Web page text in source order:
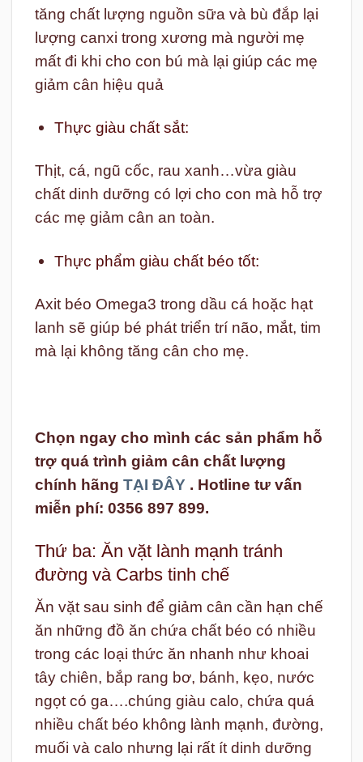
tăng chất lượng nguồn sữa và bù đắp lại
lượng canxi trong xương mà người mẹ
mất đi khi cho con bú mà lại giúp các mẹ
giảm cân hiệu quả
Thực giàu chất sắt:
Thịt, cá, ngũ cốc, rau xanh…vừa giàu
chất dinh dưỡng có lợi cho con mà hỗ trợ
các mẹ giảm cân an toàn.
Thực phẩm giàu chất béo tốt:
Axit béo Omega3 trong dầu cá hoặc hạt
lanh sẽ giúp bé phát triển trí não, mắt, tim
mà lại không tăng cân cho mẹ.
Chọn ngay cho mình các sản phẩm hỗ
trợ quá trình giảm cân chất lượng
chính hãngTẠI ĐÂY . Hotline tư vấn
miễn phí: 0356 897 899.
Thứ ba: Ăn vặt lành mạnh tránh
đường và Carbs tinh chế
Ăn vặt sau sinh để giảm cân cần hạn chế
ăn những đồ ăn chứa chất béo có nhiều
trong các loại thức ăn nhanh như khoai
tây chiên, bắp rang bơ, bánh, kẹo, nước
ngọt có ga….chúng giàu calo, chứa quá
nhiều chất béo không lành mạnh, đường,
muối và calo nhưng lại rất ít dinh dưỡng